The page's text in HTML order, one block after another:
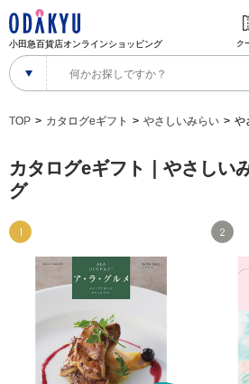
小田急百貨店オンラインショッピング ク
TOP カタログeギフト やさしいみらい や
カタログeギフト｜やさしい
グ
1 2